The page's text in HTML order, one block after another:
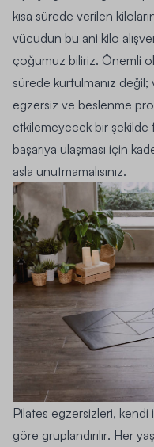
kısa sürede verilen
vücudun bu ani kilo
çoğumuz biliriz. Önemli
sürede kurtulmanız değil;
egzersiz ve beslenme
etkilemeyecek bir
başarıya ulaşması için
asla unutmamalısınız.
Pilates egzersizleri, kendi
göre gruplandırılır. Her